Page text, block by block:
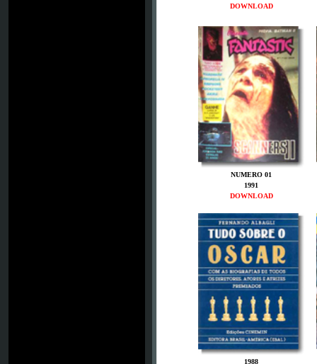
DOWNLOAD
NUMERO 01
1991
DOWNLOAD
1988